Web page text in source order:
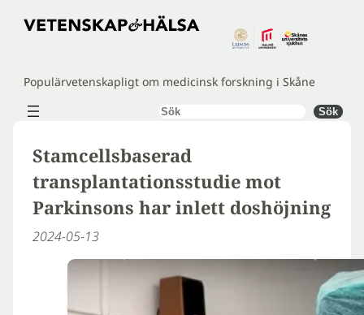
Hoppa
Populärvetenskapligt om medicinsk forskning i Skåne
Sök Sök
Stamcellsbaserad
transplantationsstudie mot
Parkinsons har inlett doshöjning
2024-05-13